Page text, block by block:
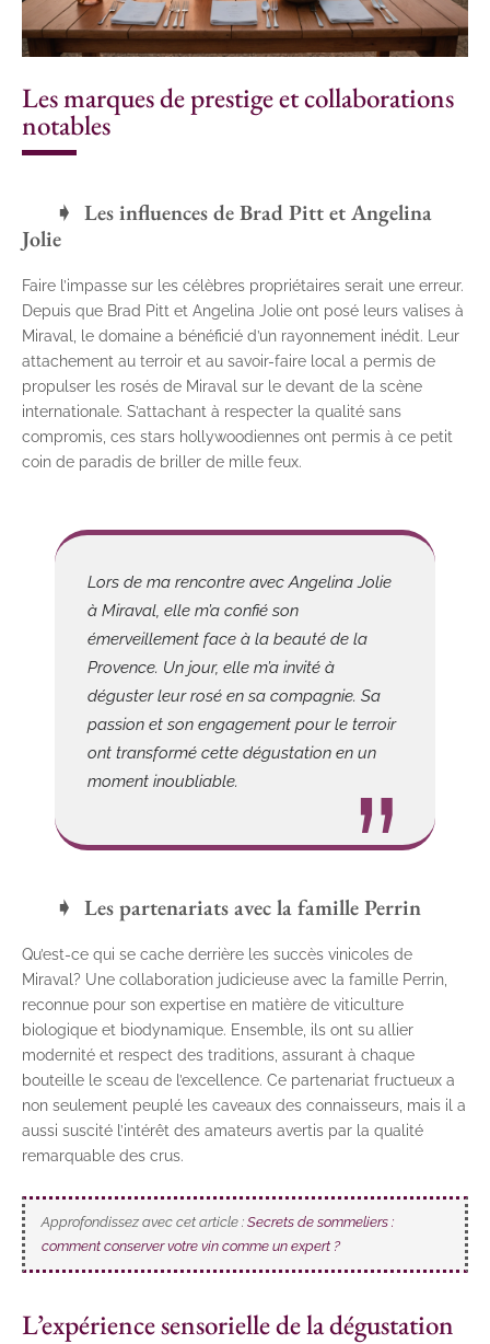
Les marques de prestige et collaborations
notables
Les influences de Brad Pitt et Angelina
Jolie
Faire l’impasse sur les célèbres propriétaires serait une erreur.
Depuis que Brad Pitt et Angelina Jolie ont posé leurs valises à
Miraval, le domaine a bénéficié d’un rayonnement inédit. Leur
attachement au terroir et au savoir-faire local a permis de
propulser les rosés de Miraval sur le devant de la scène
internationale. S’attachant à respecter la qualité sans
compromis, ces stars hollywoodiennes ont permis à ce petit
coin de paradis de briller de mille feux.
Lors de ma rencontre avec Angelina Jolie
à Miraval, elle m’a confié son
émerveillement face à la beauté de la
Provence. Un jour, elle m’a invité à
déguster leur rosé en sa compagnie. Sa
passion et son engagement pour le terroir
ont transformé cette dégustation en un
moment inoubliable.
Les partenariats avec la famille Perrin
Qu’est-ce qui se cache derrière les succès vinicoles de
Miraval? Une collaboration judicieuse avec la famille Perrin,
reconnue pour son expertise en matière de viticulture
biologique et biodynamique. Ensemble, ils ont su allier
modernité et respect des traditions, assurant à chaque
bouteille le sceau de l’excellence. Ce partenariat fructueux a
non seulement peuplé les caveaux des connaisseurs, mais il a
aussi suscité l’intérêt des amateurs avertis par la qualité
remarquable des crus.
Approfondissez avec cet article : Secrets de sommeliers :
comment conserver votre vin comme un expert ?
L’expérience sensorielle de la dégustation